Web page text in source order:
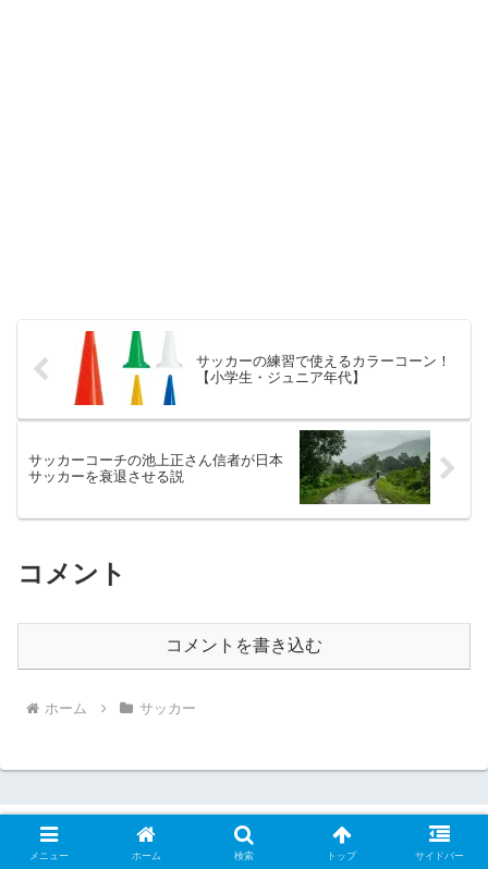
サッカーの練習で使えるカラーコーン！
【小学生・ジュニア年代】
サッカーコーチの池上正さん信者が日本
サッカーを衰退させる説
コメント
コメントを書き込む
ホーム サッカー
メニュー ホーム 検索 トップ サイドバー